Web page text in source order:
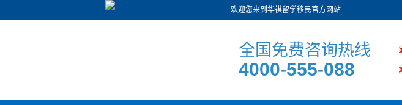
欢迎您来到华祺留学移民官方网站
全国免费咨询热线
4000-555-088